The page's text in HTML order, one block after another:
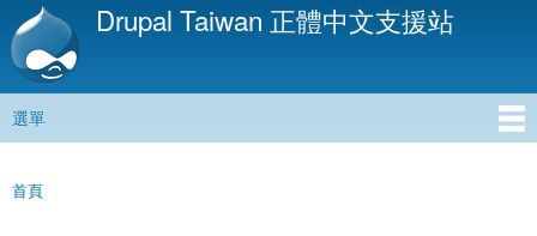
移
內
Drupal Taiwan 正體中文支援站
主選單
選單
您在這裡
首頁